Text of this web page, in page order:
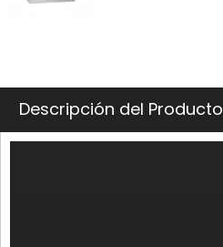
Descripción del Producto